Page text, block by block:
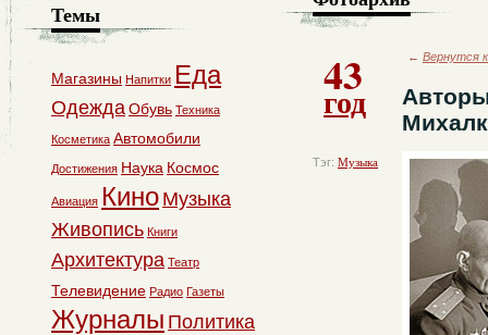
43
год
Тэг: Музыка
← Вернутся
Темы
Магазины Напитки Еда
ОдеждаОбувь Техника
Косметика Автомобили
Достижения Наука Космос
Авиация Кино Музыка
Живопись Книги
Архитектура Театр
Телевидение Радио Газеты
Журналы Политика